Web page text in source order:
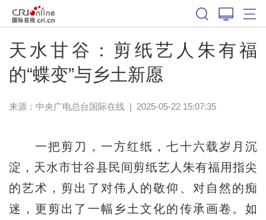
天水甘谷：剪纸艺人朱有福
的“蝶变”与乡土新愿
来源：中央广电总台国际在线| 2025-05-22 15:07:35
一把剪刀，一方红纸，七十六载岁月沉
淀，天水市甘谷县民间剪纸艺人朱有福用指尖
的艺术，剪出了对伟人的敬仰、对自然的痴
迷，更剪出了一幅乡土文化的传承画卷。如